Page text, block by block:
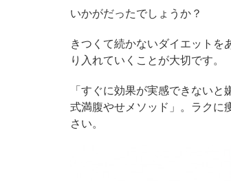
いかがだったでしょうか？
きつくて続かないダイエットを
り入れていくことが大切です。
「すぐに効果が実感できない
式満腹やせメソッド」。ラクに
さい。